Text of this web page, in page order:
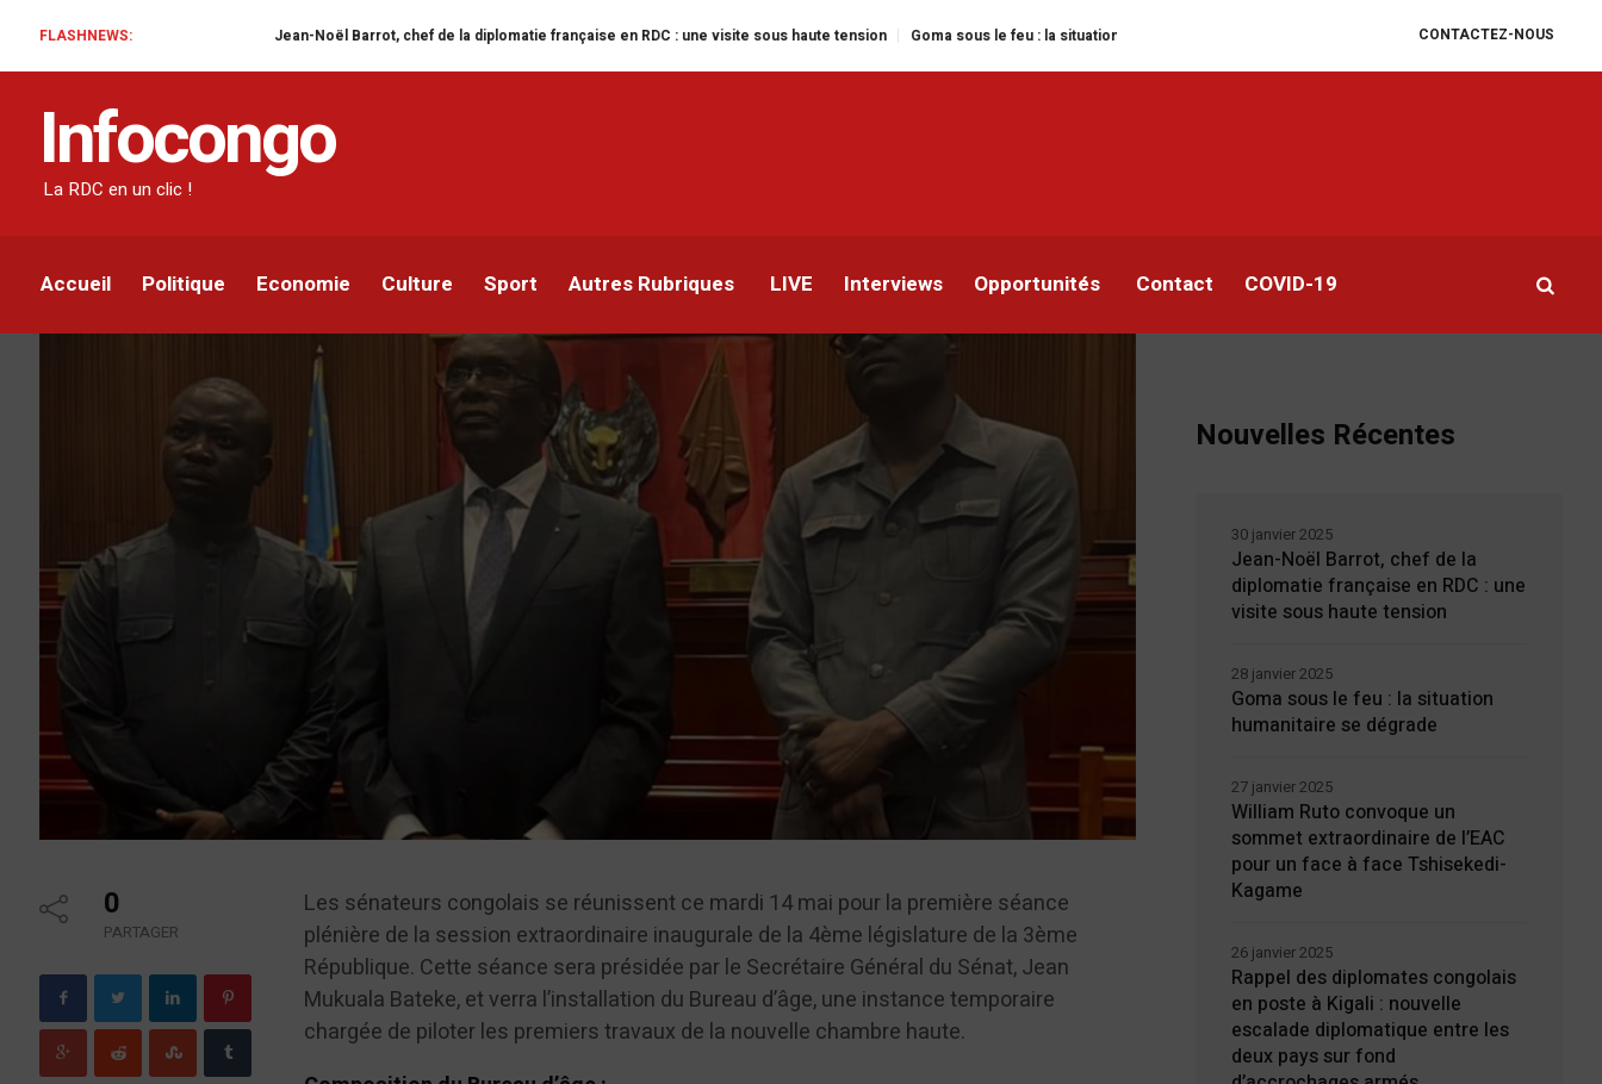
CONTACTEZ-NOUS
FLASHNEWS:Jean-Noël Barrot, chef de la diplomatie française en RDC : une visite sous haute tension Goma sous le feu : la situation humanitaire se dégrade William Ruto convoque un sommet extraordinaire de l’EAC
Infocongo
La RDC en un clic !
Accueil Politique Economie Culture Sport Autres Rubriques LIVE Interviews Opportunités Contact COVID-19
Sénat : Le Bureau d’âge de la session
extraordinaire 2024-2028 est connu
0
PARTAGER
Les sénateurs congolais se réunissent ce mardi 14 mai pour la première séance
plénière de la session extraordinaire inaugurale de la 4ème législature de la 3ème
République. Cette séance sera présidée par le Secrétaire Général du Sénat, Jean
Mukuala Bateke, et verra l’installation du Bureau d’âge, une instance temporaire
chargée de piloter les premiers travaux de la nouvelle chambre haute.
Nouvelles Récentes
Jean-Noël Barrot, chef de la
diplomatie française en RDC : une
visite sous haute tension
30 janvier 2025
Goma sous le feu : la situation
humanitaire se dégrade
28 janvier 2025
William Ruto convoque un
sommet extraordinaire de l’EAC
pour un face à face Tshisekedi-
Kagame
27 janvier 2025
Rappel des diplomates congolais
en poste à Kigali : nouvelle
escalade diplomatique entre les
deux pays sur fond
26 janvier 2025